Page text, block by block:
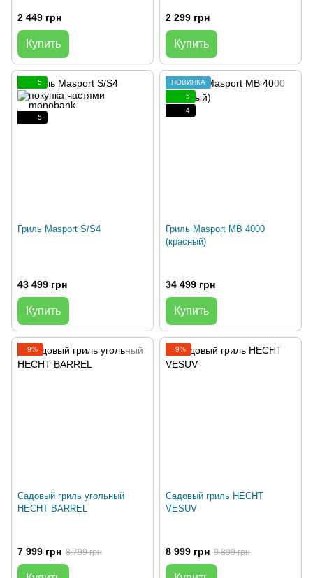
2 449 грн
Купить
2 299 грн
Купить
5
5
Гриль Masport S/S4
43 499 грн
Купить
НОВИНКА
5
4
Гриль Masport MB 4000
(красный)
34 499 грн
Купить
−9%
Садовый гриль угольный
HECHT BARREL
7 999 грн 8 799 грн
−9%
Садовый гриль HECHT
VESUV
8 999 грн 9 899 грн